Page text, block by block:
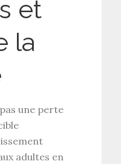
et
la
une perte
adultes en